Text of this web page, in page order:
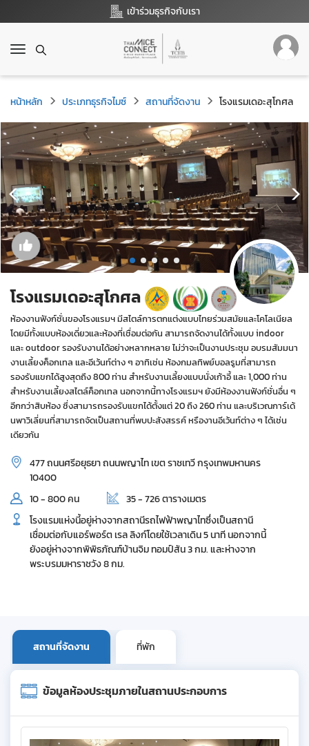
เข้าร่วมธุรกิจกับเรา
T
g
g
l
e
n
a
v
i
g
a
t
i
o
n
หน้าหลัก ประเภทธุรกิจไมซ์ สถานที่จัดงาน โรงแรมเดอะสุโกศล
โรงแรมเดอะสุโกศล
ห้องงานฟังก์ชั่นของโรงแรมฯ มีสไตล์การตกแต่งแบบไทยร่วมสมัยและโคโลเนียล
โดยมีทั้งแบบห้องเดี่ยวและห้องที่เชื่อมต่อกัน สามารถจัดงานได้ทั้งแบบ indoor
และ outdoor รองรับงานได้อย่างหลากหลาย ไม่ว่าจะเป็นงานประชุม อบรมสัมมนา
งานเลี้ยงค็อกเทล และอีเว้นท์ต่าง ๆ อาทิเช่น ห้องกมลทิพย์บอลรูมที่สามารถ
รองรับแขกได้สูงสุดถึง 800 ท่าน สำหรับงานเลี้ยงแบบนั่งเก้าอี้ และ 1,000 ท่าน
สำหรับงานเลี้ยงสไตล์ค็อกเทล นอกจากนี้ทางโรงแรมฯ ยังมีห้องงานฟังก์ชั่นอื่น ๆ
อีกกว่าสิบห้อง ซึ่งสามารถรองรับแขกได้ตั้งแต่ 20 ถึง 260 ท่าน และบริเวณการ์เด้
นพาวิเลี่ยนที่สามารถจัดเป็นสถานที่พบปะสังสรรค์ หรืองานอีเว้นท์ต่าง ๆ ได้เช่น
เดียวกัน
477 ถนนศรีอยุธยา ถนนพญาไท เขต ราชเทวี กรุงเทพมหานคร
10400
10 - 800 คน
35 - 726 ตารางเมตร
โรงแรมแห่งนี้อยู่ห่างจากสถานีรถไฟฟ้าพญาไทซึ่งเป็นสถานี
เชื่อมต่อกับแอร์พอร์ต เรล ลิงก์โดยใช้เวลาเดิน 5 นาที นอกจากนี้
ยังอยู่ห่างจากพิพิธภัณฑ์บ้านจิม ทอมป์สัน 3 กม. และห่างจาก
พระบรมมหาราชวัง 8 กม.
สถานที่จัดงาน ที่พัก
ข้อมูลห้องประชุมภายในสถานประกอบการ